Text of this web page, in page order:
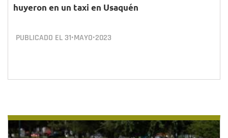
huyeron en un taxi en Usaquén
PUBLICADO EL 31•MAYO•2023